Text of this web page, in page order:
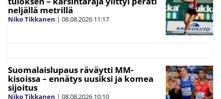
neljällä metrillä
Niko Tikkanen | 08.08.2026 11:17
Suomalaislupaus räväytti MM-
kisoissa – ennätys uusiksi ja komea
sijoitus
Niko Tikkanen | 08.08.2026 10:10